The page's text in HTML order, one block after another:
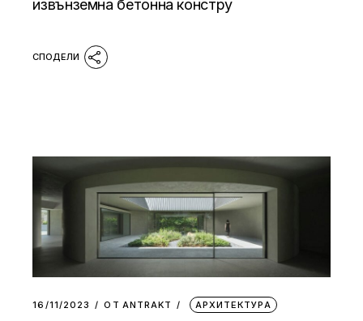
извънземна бетонна констру
16/11/2023 ОТ АNTRAKT АРХИТЕКТУРА